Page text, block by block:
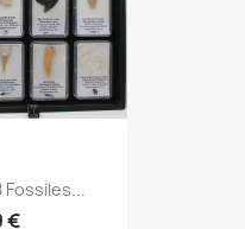
Fossiles...
€